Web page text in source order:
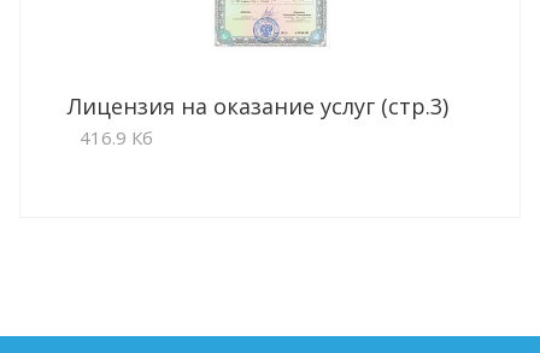
Лицензия на оказание услуг (стр.3)
416.9 Кб